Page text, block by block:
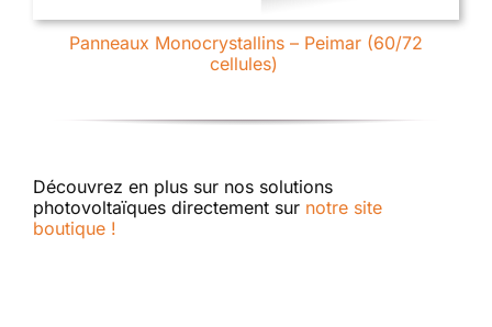
Panneaux Monocrystallins – Peimar (60/72
cellules)
Découvrez en plus sur nos solutions
photovoltaïques directement sur notre site
boutique !